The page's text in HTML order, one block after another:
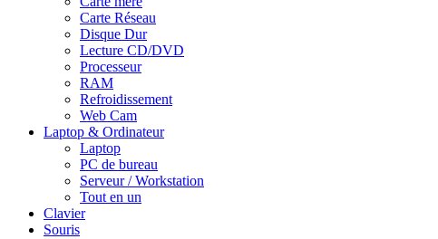
Carte Réseau
Disque Dur
Lecture CD/DVD
Processeur
RAM
Refroidissement
Web Cam
Laptop & Ordinateur
Laptop
PC de bureau
Serveur / Workstation
Tout en un
Clavier
Souris